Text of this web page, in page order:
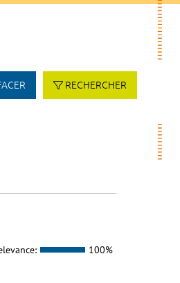
RECHERCHER
100%